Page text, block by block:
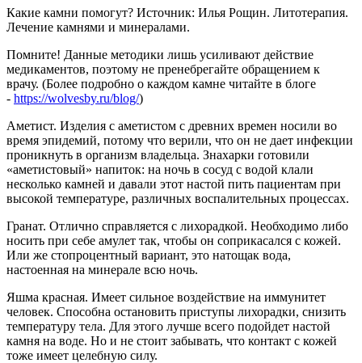
Какие камни помогут? Источник: Илья Рощин. Литотерапия.
Лечение камнями и минералами.
Помните! Данные методики лишь усиливают действие
медикаментов, поэтому не пренебрегайте обращением к
врачу. (Более подробно о каждом камне читайте в блоге
- https://wolvesby.ru/blog/)
Аметист. Изделия с аметистом с древних времен носили во
время эпидемий, потому что верили, что он не дает инфекции
проникнуть в организм владельца. Знахарки готовили
«аметистовый» напиток: на ночь в сосуд с водой клали
несколько камней и давали этот настой пить пациентам при
высокой температуре, различных воспалительных процессах.
Гранат. Отлично справляется с лихорадкой. Необходимо либо
носить при себе амулет так, чтобы он соприкасался с кожей.
Или же стопроцентный вариант, это натощак вода,
настоенная на минерале всю ночь.
Яшма красная. Имеет сильное воздействие на иммунитет
человек. Способна остановить приступы лихорадки, снизить
температуру тела. Для этого лучше всего подойдет настой
камня на воде. Но и не стоит забывать, что контакт с кожей
тоже имеет целебную силу.